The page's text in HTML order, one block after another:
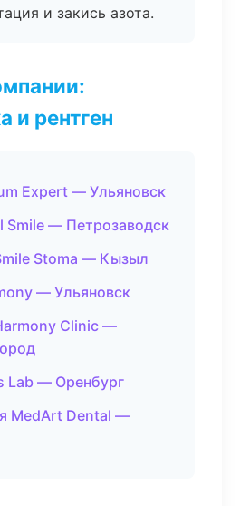
и закись азота.
и рентген
Expert — Ульяновск
— Петрозаводск
Stoma — Кызыл
— Ульяновск
Clinic —
Lab — Оренбург
MedArt Dental —